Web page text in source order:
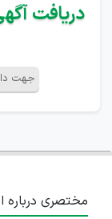
دریافت
جهت
مختصری درباره